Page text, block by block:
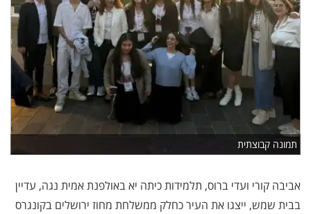
תמונה קבוצתית
אביבה קורי ועדי ברוס, תלמידות כיתה יא באולפנת אמית נגה, עדיין
בבית שמש, ייצגו את העיר כחלק ממשלחת מחוז ירושלים בקונגרס